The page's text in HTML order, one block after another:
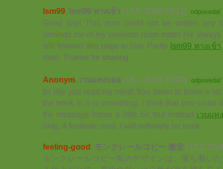
lsm99, lsm99 ทางเข้า (17.5. 2026 18:11) odpovedať
Good day! This post could not be written any
reminds me of my previous room mate! He
will forward this page to him. Pretty lsm99 ทางเข้า
read. Thanks for sharing.
Anonym, เวบแทงบอล (16.1. 2026 20:30) odpovedať
Its like you read my mind! You seem to know a
the book in it or something. I think that you could
the message home a little bit, but instead เวบแท
blog. A fantastic read. I will definitely be back.
feeling-good, モンクレールコピー 激安 (13.1.
モンクレールコピー風のデザインは、落ち着い